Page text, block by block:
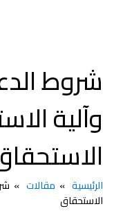
شروط
وآلية
الرئيسية مقالات
الاستحقاق